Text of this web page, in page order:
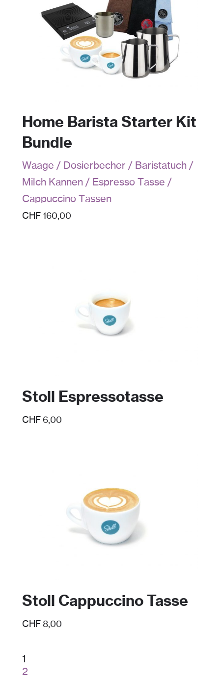
Home Barista Starter Kit
Bundle
Waage / Dosierbecher / Baristatuch /
Milch Kannen / Espresso Tasse /
Cappuccino Tassen
CHF 160,00
Stoll Espressotasse
CHF 6,00
Stoll Cappuccino Tasse
CHF 8,00
1
2